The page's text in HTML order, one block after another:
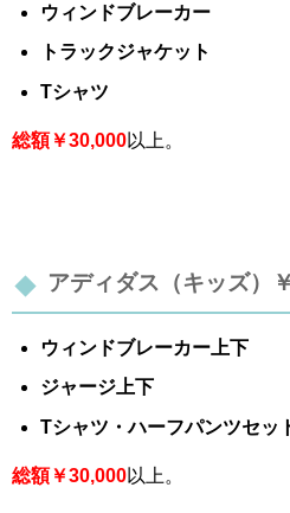
ウィンドブレーカー
トラックジャケット
Tシャツ
総額￥30,000 以上。
アディダス（キッズ）
ウィンドブレーカー上下
ジャージ上下
Tシャツ・ ハーフパンツセッ
総額￥30,000 以上。